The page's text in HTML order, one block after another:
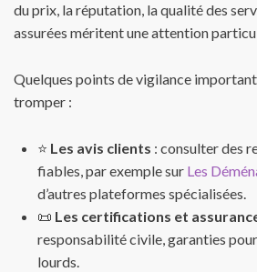
du prix, la réputation, la qualité des
assurées méritent une attention
Quelques points de vigilance
tromper :
⭐ Les avis clients : consulter des
fiables, par exemple sur Les
d’autres plateformes spécialisées.
📜 Les certifications et
responsabilité civile, garanties
lourds.